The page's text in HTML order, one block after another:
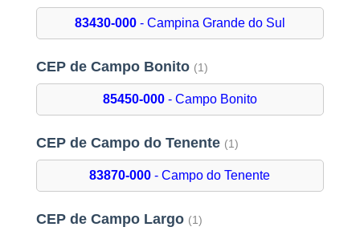
83430-000- Campina Grande do Sul
CEP de Campo Bonito (1)
85450-000- Campo Bonito
CEP de Campo do Tenente (1)
83870-000 - Campo do Tenente
CEP de Campo Largo (1)